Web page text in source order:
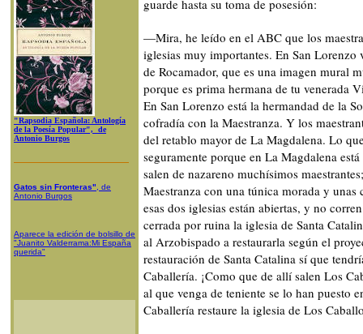
"Rapsodia Española: Antología
de la Poesía Popular", de
Antonio Burgos
Gatos sin Fronteras" , de
Antonio Burgos
Aparece la edición de bolsillo de
"Juanito Valderrama:Mi España
querida"
guarde hasta su toma de posesión:
—Mira, he leído en el ABC que los
iglesias muy importantes. En San
de Rocamador, que es una imagen mural
porque es prima hermana de tu venerada
En San Lorenzo está la hermandad de la
cofradía con la Maestranza. Y los
del retablo mayor de La Magdalena. Lo
seguramente porque en La Magdalena
salen de nazareno muchísimos
Maestranza con una túnica morada y
esas dos iglesias están abiertas, y no
cerrada por ruina la iglesia de Santa
al Arzobispado a restaurarla según el
restauración de Santa Catalina sí que
Caballería. ¡Como que de allí salen Los
al que venga de teniente se lo han puesto
Caballería restaure la iglesia de Los